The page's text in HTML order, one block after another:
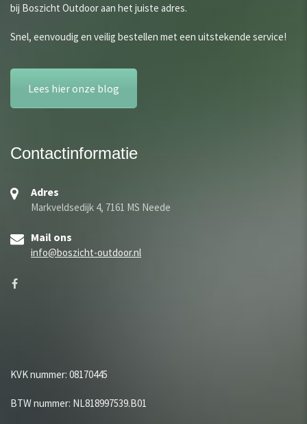
bij Boszicht Outdoor aan het juiste adres.
Snel, eenvoudig en veilig bestellen met een uitstekende service!
Lees hier onze blog
Contactinformatie
Adres
Markveldsedijk 4, 7161 MS Neede
Mail ons
info@boszicht-outdoor.nl
KVK nummer: 08170445
BTW nummer: NL818997539.B01